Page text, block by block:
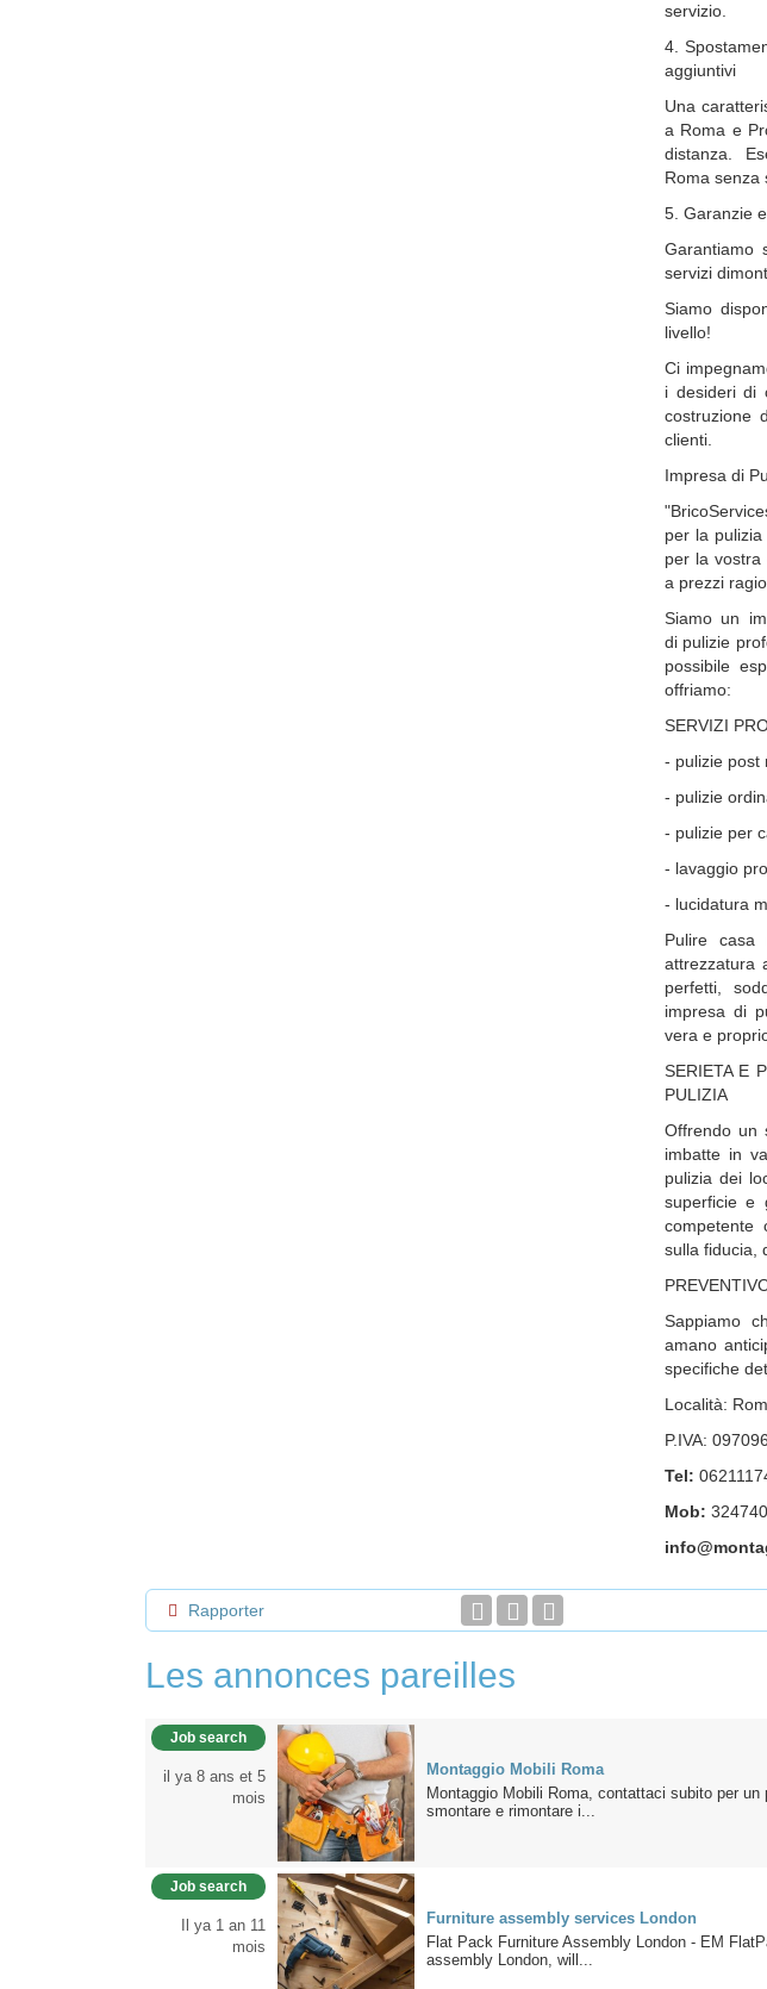
servizio.
4.
aggiuntivi
Una
a Roma e
distanza.
Roma senza
5. Garanzie
Garantiamo
servizi
Siamo
livello!
Ci
i desideri di
costruzione
clienti.
Impresa di
per la
per la vostra
a prezzi
Siamo un
di pulizie
possibile
offriamo:
SERVIZI
- pulizie post
- pulizie
- pulizie per
- lavaggio
- lucidatura
Pulire casa
attrezzatura
perfetti,
impresa di
vera e
SERIETA E
PULIZIA
Offrendo un
imbatte in
pulizia dei
superficie e
competente
sulla fiducia,
Sappiamo
amano
specifiche
Località:
P.IVA:
Tel:
Mob:
Rapporter
Les annonces pareilles
Job search
il ya 8 ans et 5
mois
Montaggio Mobili Roma
Montaggio Mobili Roma, contattaci subito per un
smontare e rimontare i...
Job search
Il ya 1 an 11
mois
Furniture assembly services London
Flat Pack Furniture Assembly London - EM
assembly London, will...